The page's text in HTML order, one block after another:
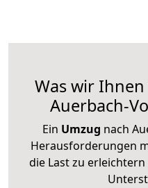
Was wir
Auerbach-
Ein Umzug nach
Herausforderungen
die Last zu